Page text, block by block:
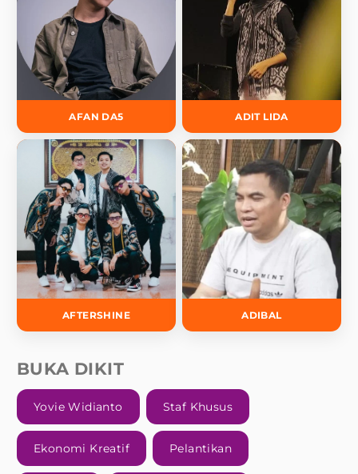
AFAN DA5 ADIT LIDA
AFTERSHINE ADIBAL
BUKA DIKIT
Yovie Widianto Staf Khusus
Ekonomi Kreatif Pelantikan